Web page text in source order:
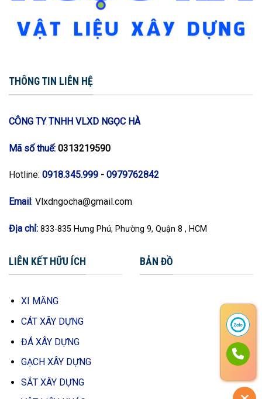
THÔNG TIN LIÊN HỆ
CÔNG TY TNHH VLXD NGỌC HÀ
Mã số thuế: 0313219590
Hotline: 0918.345.999 - 0979762842
Email: Vlxdngocha@gmail.com
Địa chỉ: 833-835 Hưng Phú, Phường 9, Quận 8 , HCM
LIÊN KẾT HỮU ÍCH
XI MĂNG
CÁT XÂY DỰNG
ĐÁ XÂY DỰNG
GẠCH XÂY DỰNG
SẮT XÂY DỰNG
BẢN ĐỒ